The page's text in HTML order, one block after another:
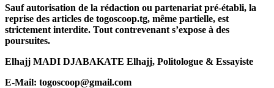
Sauf autorisation de la rédaction ou partenariat pré-établi, la
reprise des articles de togoscoop.tg, même partielle, est
strictement interdite. Tout contrevenant s’expose à des
poursuites.
Elhajj MADI DJABAKATE Elhajj, Politologue & Essayiste
E-Mail: togoscoop@gmail.com